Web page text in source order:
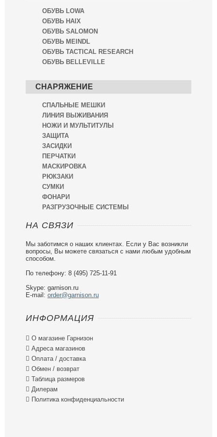
ОБУВЬ LOWA
ОБУВЬ HAIX
ОБУВЬ SALOMON
ОБУВЬ MEINDL
ОБУВЬ TACTICAL RESEARCH
ОБУВЬ BELLEVILLE
СНАРЯЖЕНИЕ
СПАЛЬНЫЕ МЕШКИ
ЛИНИЯ ВЫЖИВАНИЯ
НОЖИ И МУЛЬТИТУЛЫ
ЗАЩИТА
ЗАСИДКИ
ПЕРЧАТКИ
МАСКИРОВКА
РЮКЗАКИ
СУМКИ
ФОНАРИ
РАЗГРУЗОЧНЫЕ СИСТЕМЫ
НА СВЯЗИ
Мы заботимся о наших клиентах. Если у Вас возникли
вопросы, Вы можете связаться с нами любым удобным
способом.
По телефону: 8 (495) 725-11-91
Skype: garnison.ru
E-mail: order@garnison.ru
ИНФОРМАЦИЯ
 О магазине Гарнизон
 Адреса магазинов
 Оплата / доставка
 Обмен / возврат
 Таблица размеров
 Дилерам
 Политика конфиденциальности